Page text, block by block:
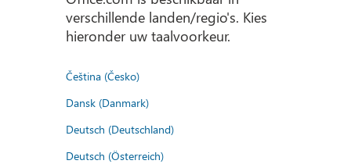
verschillende landen/regio's. Kies
hieronder uw taalvoorkeur.
Čeština (Česko)
Dansk (Danmark)
Deutsch (Deutschland)
Deutsch (Österreich)